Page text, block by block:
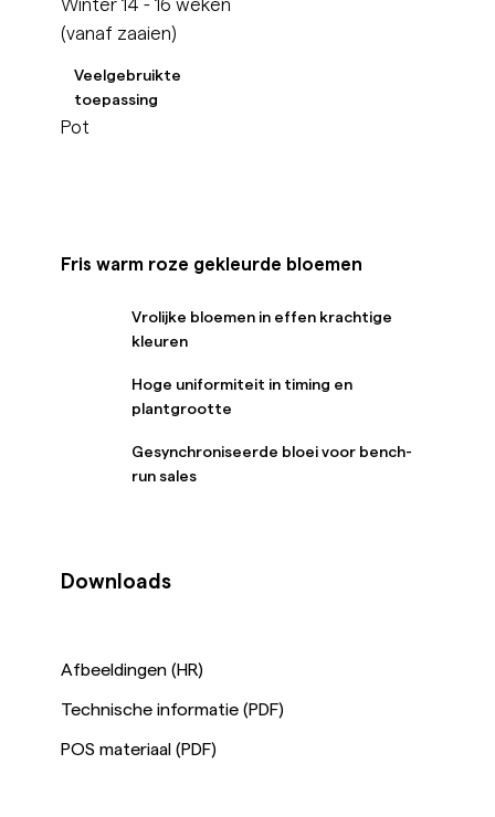
(vanaf zaaien)
Veelgebruikte
toepassing
Pot
Fris warm roze gekleurde bloemen
Vrolijke bloemen in effen krachtige
kleuren
Hoge uniformiteit in timing en
plantgrootte
Gesynchroniseerde bloei voor bench-
run sales
Downloads
Afbeeldingen (HR)
Technische informatie (PDF)
POS materiaal (PDF)